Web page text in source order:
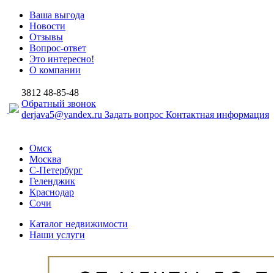
Ваша выгода
Новости
Отзывы
Вопрос-ответ
Это интересно!
О компании
3812 48-85-48
Обратный звонок
derjava5@yandex.ru Задать вопрос Контактная информация
Омск
Москва
С-Петербург
Геленджик
Краснодар
Сочи
Каталог недвижимости
Наши услуги